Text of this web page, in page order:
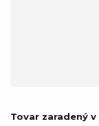
Tovar zaradený